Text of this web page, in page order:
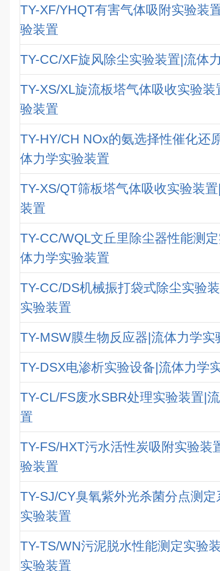
TY-XF/YHQT有害气体吸附实验装
验装置
TY-CC/XF旋风除尘实验装置|流体
TY-XS/XL旋流板塔气体吸收实验
验装置
TY-HY/CH NOx的氨选择性催化还
体力学实验装置
TY-XS/QT筛板塔气体吸收实验装
装置
TY-CC/WQL文丘里除尘器性能测
体力学实验装置
TY-CC/DS机械振打袋式除尘实验
实验装置
TY-MSW膜生物反应器|流体力学实
TY-DSX电渗析实验设备|流体力学
TY-CL/FS废水SBR处理实验装置|
置
TY-FS/HXT污水活性炭吸附实验装
验装置
TY-SJ/CY臭氧紫外光杀菌分点测
实验装置
TY-TS/WN污泥脱水性能测定实验
实验装置